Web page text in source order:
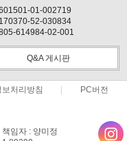
01-002719
52-030834
614984-02-001
Q&A 게시판
보처리방침 PC버전
임자 : 양미정